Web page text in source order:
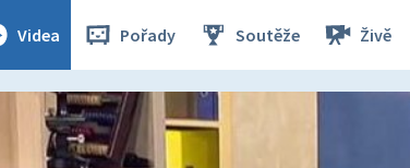
Videa Pořady Soutěže Živě